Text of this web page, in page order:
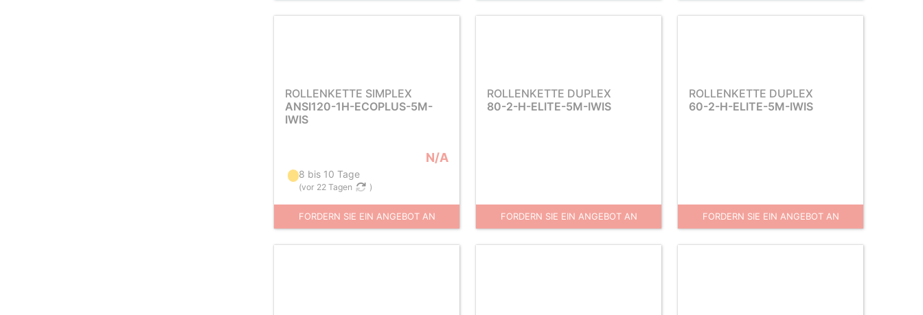
ROLLENKETTE SIMPLEX
ANSI120-1H-ECOPLUS-5M-
IWIS
N/A
8 bis 10 Tage
(vor 22 Tagen )
FORDERN SIE EIN ANGEBOT AN
ROLLENKETTE DUPLEX
80-2-H-ELITE-5M-IWIS
FORDERN SIE EIN ANGEBOT AN
ROLLENKETTE DUPLEX
60-2-H-ELITE-5M-IWIS
FORDERN SIE EIN ANGEBOT AN